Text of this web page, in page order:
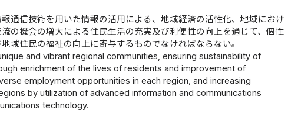
通信技術を用いた情報の活用による、地域経済の活性化、地域におけ
の機会の増大による住民生活の充実及び利便性の向上を通じて、個性
域住民の福祉の向上に寄与するものでなければならない。
and vibrant regional communities, ensuring sustainability of
enrichment of the lives of residents and improvement of
employment opportunities in each region, and increasing
by utilization of advanced information and communications
technology.